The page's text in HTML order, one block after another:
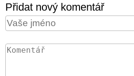
Přidat nový komentář